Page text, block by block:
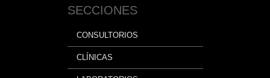
SECCIONES
CONSULTORIOS
CLÍNICAS